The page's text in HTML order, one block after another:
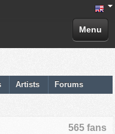
Menu
Artists Forums
565 fans